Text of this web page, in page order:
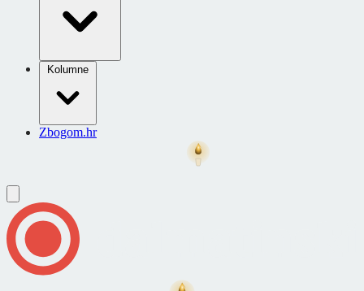
Kolumne
Zbogom.hr